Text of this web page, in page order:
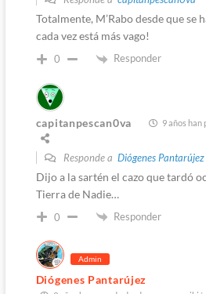
Totalmente, M’Rabo desde que se
cada vez está más vago!
0 Responder
capitanpescan0va 9 años han
Responde a Diógenes Pantarújez
Dijo a la sartén el cazo que tardó
Tierra de Nadie…
0 Responder
Admin
Diógenes Pantarújez